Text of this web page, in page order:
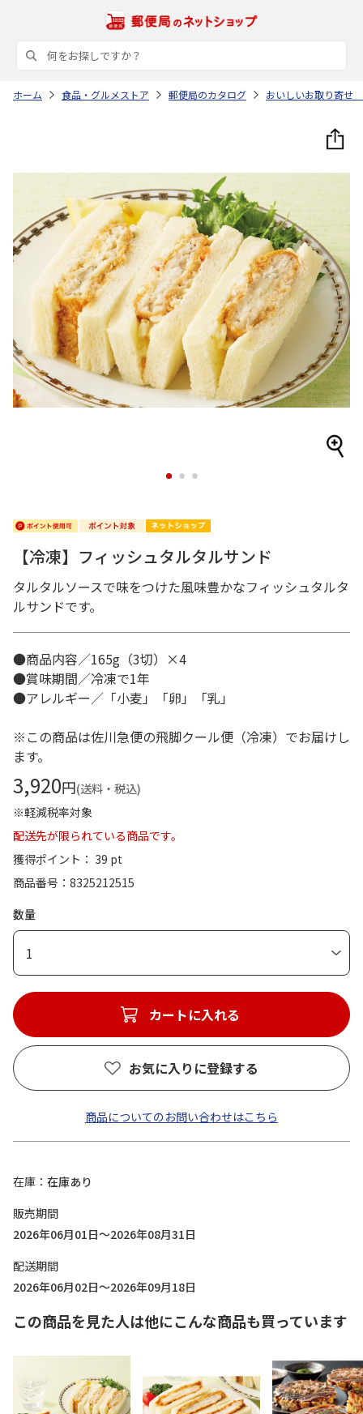
ホーム 食品・グルメストア 郵便局のカタログ おいしいお取り寄せ
1 2 3
【冷凍】フィッシュタルタルサンド
タルタルソースで味をつけた風味豊かなフィッシュタルタ
ルサンドです。
●商品内容／165g（3切）×4
●賞味期間／冷凍で1年
●アレルギー／「小麦」「卵」「乳」
※この商品は佐川急便の飛脚クール便（冷凍）でお届けし
ます。
3,920円(送料・税込)
※軽減税率対象
配送先が限られている商品です。
獲得ポイント： 39 pt
商品番号
8325212515
数量
1
カートに入れる
お気に入りに登録する
商品についてのお問い合わせはこちら
在庫
在庫あり
販売期間
2026年06月01日～2026年08月31日
配送期間
2026年06月02日～2026年09月18日
この商品を見た人は他にこんな商品も買っています